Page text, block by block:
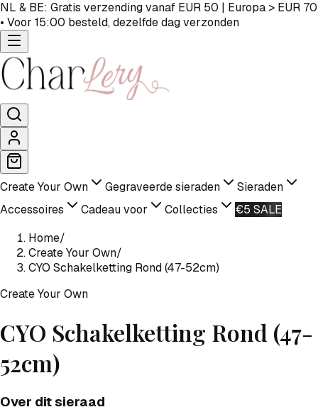
NL & BE: Gratis verzending vanaf EUR 50 | Europa > EUR 70
• Voor 15:00 besteld, dezelfde dag verzonden
Create Your Own Gegraveerde sieraden
Sieraden
Accessoires
Cadeau voor Collecties
€5 SALE
Home/
Create Your Own/
CYO Schakelketting Rond (47-52cm)
Create Your Own
CYO Schakelketting Rond (47-
52cm)
Over dit sieraad